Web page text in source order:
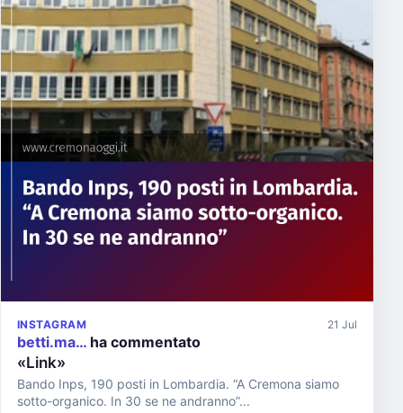
INSTAGRAM 21 Jul
betti.ma… ha commentato
«Link»
Bando Inps, 190 posti in Lombardia. “A Cremona siamo
sotto-organico. In 30 se ne andranno”...